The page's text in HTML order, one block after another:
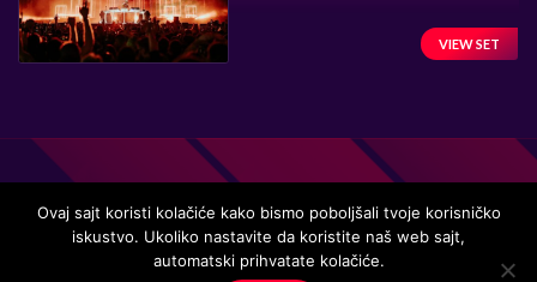
VIEW SET
Handmade in Serbia 15 years ago, while listening to the great
Ovaj sajt koristi kolačiće kako bismo poboljšali tvoje korisničko
iskustvo. Ukoliko nastavite da koristite naš web sajt,
automatski prihvatate kolačiće.